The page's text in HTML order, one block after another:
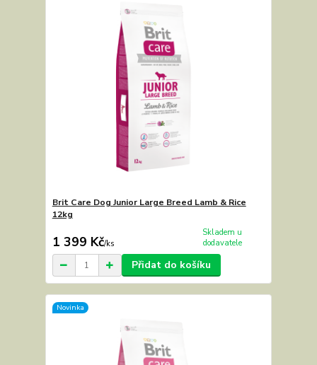
Brit Care Dog Junior Large Breed Lamb & Rice
12kg
1 399 Kč/ks
Skladem u
dodavatele
Přidat do košíku
Novinka